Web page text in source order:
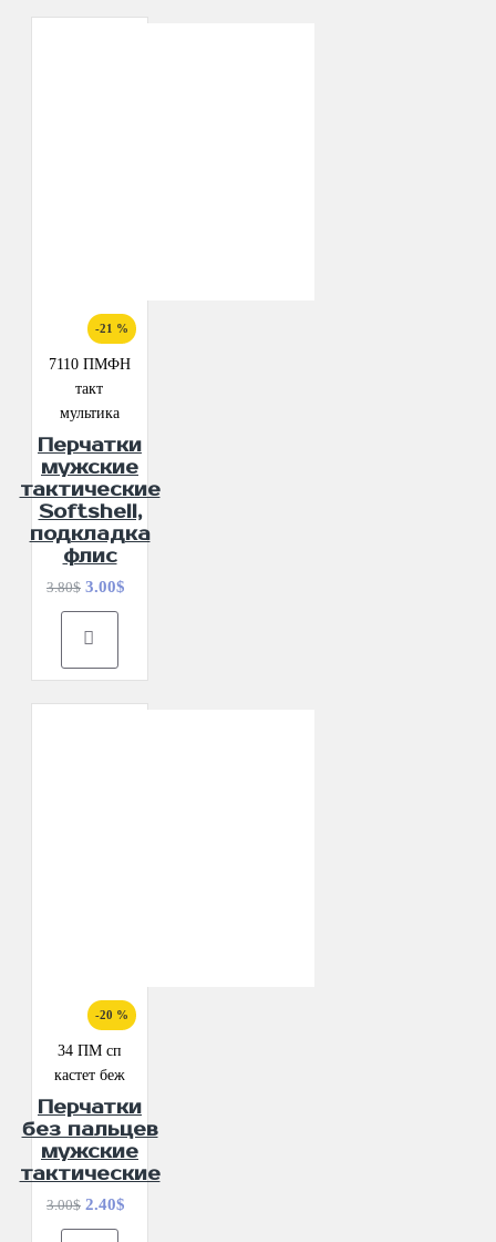
-21 %
7110 ПМФН
такт
мультика
Перчатки
мужские
тактические
Softshell,
подкладка
флис
3.80$ 3.00$
-20 %
34 ПМ сп
кастет беж
Перчатки
без пальцев
мужские
тактические
3.00$ 2.40$